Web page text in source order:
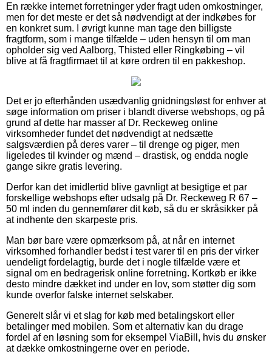
En række internet forretninger yder fragt uden omkostninger,
men for det meste er det så nødvendigt at der indkøbes for
en konkret sum. I øvrigt kunne man tage den billigste
fragtform, som i mange tilfælde – uden hensyn til om man
opholder sig ved Aalborg, Thisted eller Ringkøbing – vil
blive at få fragtfirmaet til at køre ordren til en pakkeshop.
Det er jo efterhånden usædvanlig gnidningsløst for enhver at
søge information om priser i blandt diverse webshops, og på
grund af dette har masser af Dr. Reckeweg online
virksomheder fundet det nødvendigt at nedsætte
salgsværdien på deres varer – til drenge og piger, men
ligeledes til kvinder og mænd – drastisk, og endda nogle
gange sikre gratis levering.
Derfor kan det imidlertid blive gavnligt at besigtige et par
forskellige webshops efter udsalg på Dr. Reckeweg R 67 –
50 ml inden du gennemfører dit køb, så du er skråsikker på
at indhente den skarpeste pris.
Man bør bare være opmærksom på, at når en internet
virksomhed forhandler bedst i test varer til en pris der virker
uendeligt fordelagtig, burde det i nogle tilfælde være et
signal om en bedragerisk online forretning. Kortkøb er ikke
desto mindre dækket ind under en lov, som støtter dig som
kunde overfor falske internet selskaber.
Generelt slår vi et slag for køb med betalingskort eller
betalinger med mobilen. Som et alternativ kan du drage
fordel af en løsning som for eksempel ViaBill, hvis du ønsker
at dække omkostningerne over en periode.